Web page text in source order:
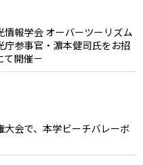
報学会 オーバーツーリズム
参事官・濵本健司氏をお招
て開催－
会で、本学ビーチバレーボ